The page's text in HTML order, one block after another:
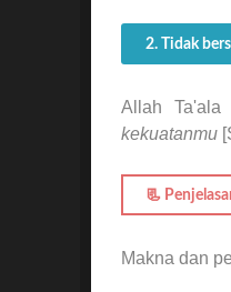
2. Tidak
Allah Ta'ala
kekuatanmu
📃
Makna dan